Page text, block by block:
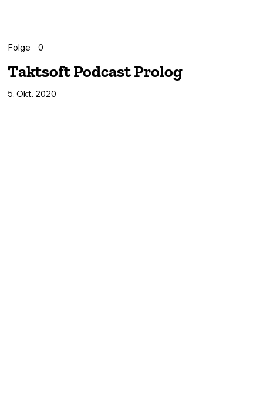
Folge 0
Taktsoft Podcast Prolog
5. Okt. 2020